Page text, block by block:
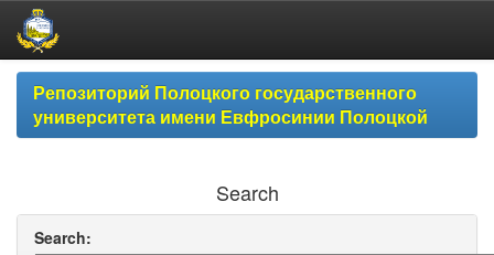
Skip
navigationРепозиторий Полоцкого государственного
университета имени Евфросинии Полоцкой
Search
Search: